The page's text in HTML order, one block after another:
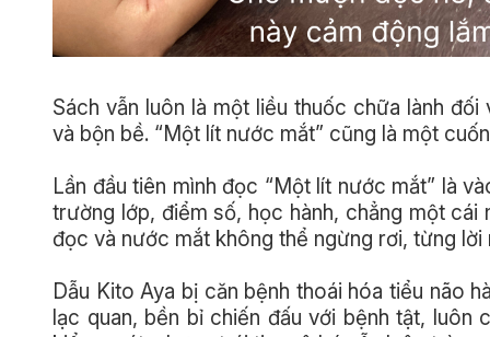
Sách vẫn luôn là một liều thuốc chữa lành
và bộn bề. “Một lít nước mắt” cũng là một
Lần đầu tiên mình đọc “Một lít nước mắt” là
trường lớp, điểm số, học hành, chẳng một
đọc và nước mắt không thể ngừng rơi, từng
Dẫu Kito Aya bị căn bệnh thoái hóa tiểu não
lạc quan, bền bỉ chiến đấu với bệnh tật,